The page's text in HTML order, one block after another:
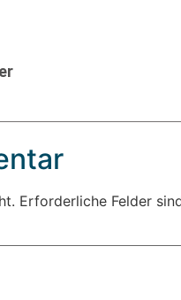
Erforderliche Felder